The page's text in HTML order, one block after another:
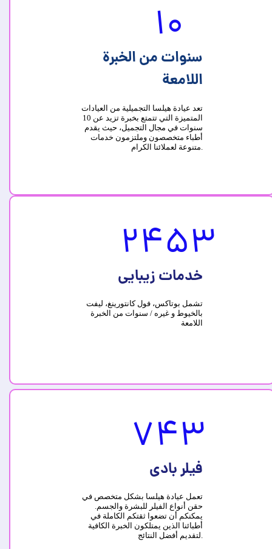
10
سنوات من الخبرة
اللامعة
تعد عيادة هيلسا التجميلية من العيادات
المتميزة التي تتمتع بخبرة تزيد عن 10
سنوات في مجال التجميل، حيث يقدم
أطباء متخصصون وملتزمون خدمات
متنوعة لعملائنا الكرام.
2453
خدمات زیبایی
تشمل بوتاکس، فول كانتورينغ، لیفت
بالخيوط و غیره / سنوات من الخبرة
اللامعة
743
فیلر بادی
تعمل عيادة هيلسا بشكل متخصص في
حقن أنواع الفيلر للبشرة والجسم.
يمكنكم أن تضعوا ثقتكم الكاملة في
أطبائنا الذين يمتلكون الخبرة الكافية
لتقديم أفضل النتائج.